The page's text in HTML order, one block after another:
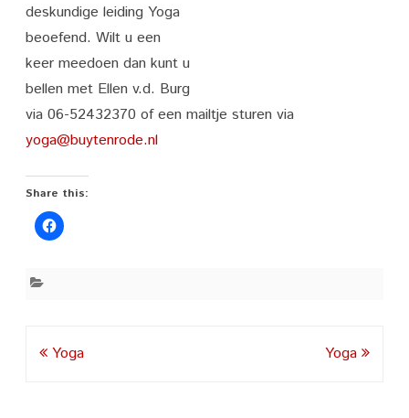
deskundige leiding Yoga
beoefend. Wilt u een
keer meedoen dan kunt u
bellen met Ellen v.d. Burg
via 06-52432370 of een mailtje sturen via
yoga@buytenrode.nl
Share this:
Post
Yoga Yoga